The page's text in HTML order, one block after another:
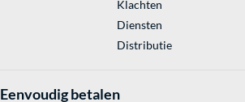
Klachten
Diensten
Distributie
Eenvoudig betalen